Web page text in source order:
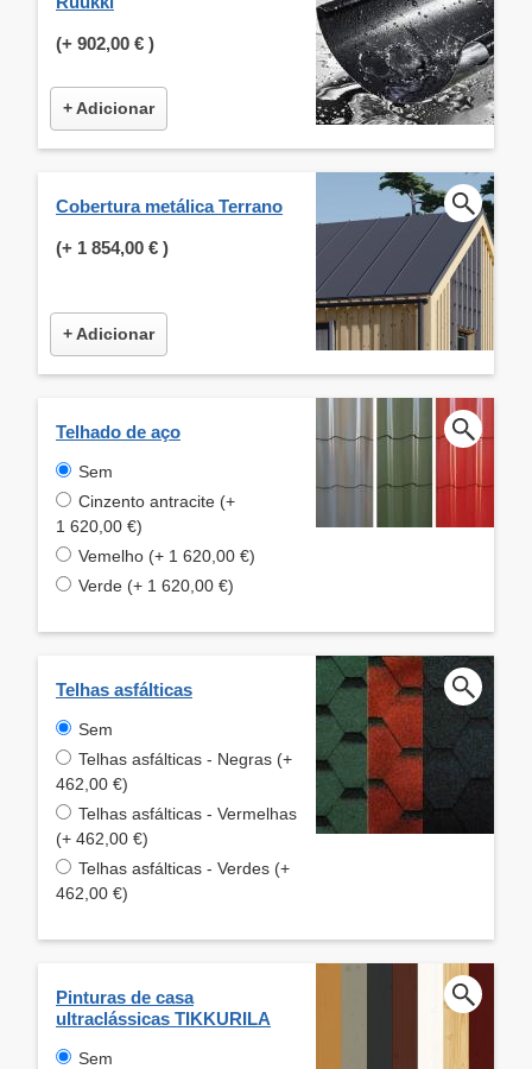
(+ 902,00 € )
+ Adicionar
Cobertura metálica Terrano
(+ 1 854,00 € )
+ Adicionar
Telhado de aço
Sem
Cinzento antracite (+
1 620,00 €)
Vemelho (+ 1 620,00 €)
Verde (+ 1 620,00 €)
Telhas asfálticas
Sem
Telhas asfálticas - Negras (+
462,00 €)
Telhas asfálticas - Vermelhas
(+ 462,00 €)
Telhas asfálticas - Verdes (+
462,00 €)
Pinturas de casa
ultraclássicas TIKKURILA
Sem